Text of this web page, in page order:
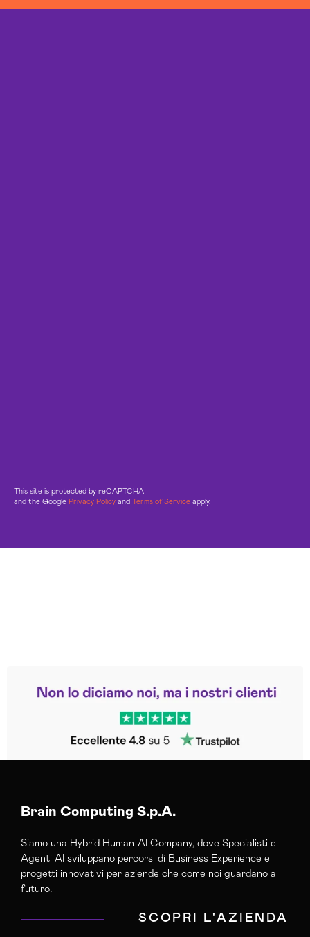
This site is protected by reCAPTCHA
and the Google Privacy Policy and Terms of Service apply.
Trustpilot
Brain Computing S.p.A.
Siamo una Hybrid Human-AI Company, dove Specialisti e
Agenti AI sviluppano percorsi di Business Experience e
progetti innovativi per aziende che come noi guardano al
futuro.
SCOPRI L'AZIENDA